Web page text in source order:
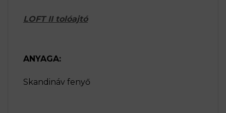
LOFT II tolóajtó
ANYAGA:
Skandináv fenyő